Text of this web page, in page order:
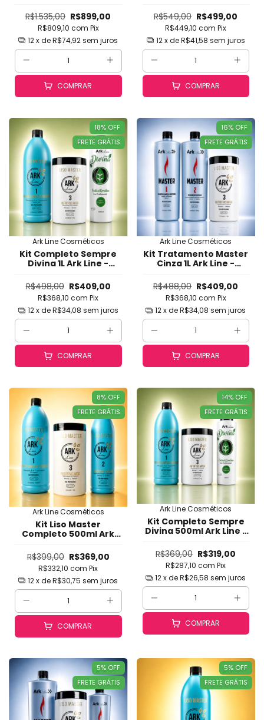
Divina + Tratamento
Master - Alisamento
Completo
R$1.535,00 R$899,00
R$809,10 com Pix
12x deR$74,92sem juros
COMPRAR
com Brilho Espelhado,
Toque de Seda e
Hidratação Profunda
(Shampoo + Ativo 1L +
Máscara
R$549,00 R$499,00
R$449,10com Pix
12x deR$41,58 sem juros
COMPRAR
18% OFF
FRETE GRÁTIS
Ark Line Cosméticos
Kit Completo Sempre
Divina 1L Ark Line -
Sem Formol, Liso
Natural, Brilho Intenso
e Maciez (Tamanho
Profissional)
R$498,00 R$409,00
R$368,10com Pix
12x deR$34,08 sem juros
COMPRAR
16% OFF
FRETE GRÁTIS
Ark Line Cosméticos
Kit Tratamento Master
Cinza 1L Ark Line -
Profissional para
Cabelos Loiros, Difíceis
e Danificados
(Tamanho
Profissional)
R$488,00 R$409,00
R$368,10 com Pix
12x deR$34,08 sem juros
COMPRAR
8% OFF
FRETE GRÁTIS
Ark Line Cosméticos
Kit Liso Master
Completo 500ml Ark
Intenso com Brilho
Espelhado, Toque de
Seda e Hidratação
Profunda (Shampoo +
Ativo + Máscara)
R$399,00 R$369,00
R$332,10com Pix
12x deR$30,75 sem juros
COMPRAR
14% OFF
FRETE GRÁTIS
Ark Line Cosméticos
Kit Completo Sempre
Divina 500ml Ark Line -
Sem Formol, Liso
Natural, Brilho Intenso
e Maciez
R$369,00 R$319,00
R$287,10com Pix
12x deR$26,58 sem juros
COMPRAR
5% OFF
FRETE GRÁTIS
5% OFF
FRETE GRÁTIS